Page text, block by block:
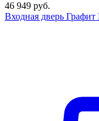
46 949 руб.
Входная дверь